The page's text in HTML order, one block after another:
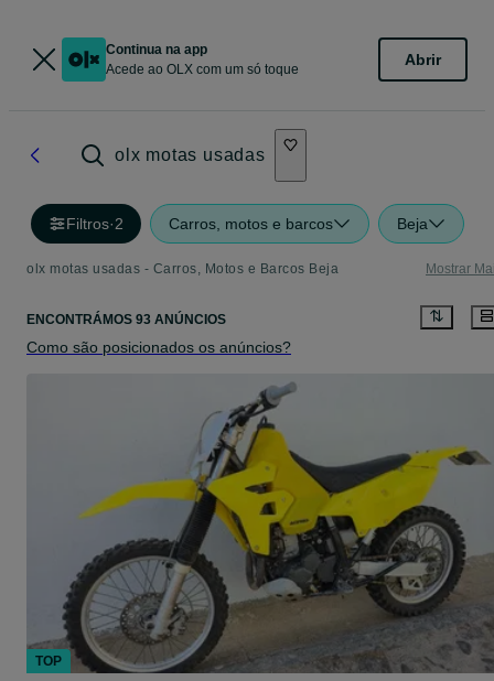
Continua na app
Acede ao OLX com um só toque
Abrir
olx motas usadas
Filtros·2 Carros, motos e barcos Beja
olx motas usadas - Carros, Motos e Barcos Beja Mostrar
ENCONTRÁMOS 93 ANÚNCIOS
Como são posicionados os anúncios?
TOP